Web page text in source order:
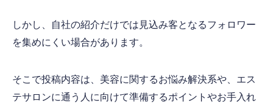
しかし、自社の紹介だけでは見込み客となるフォロワー
を集めにくい場合があります。
そこで投稿内容は、美容に関するお悩み解決系や、エス
テサロンに通う人に向けて準備するポイントやお手入れ